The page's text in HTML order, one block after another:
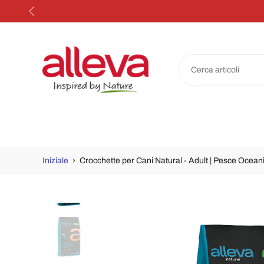
Salta
Iniziale › Crocchette per Cani Natural - Adult | Pesce
Passa
informazioni
sul